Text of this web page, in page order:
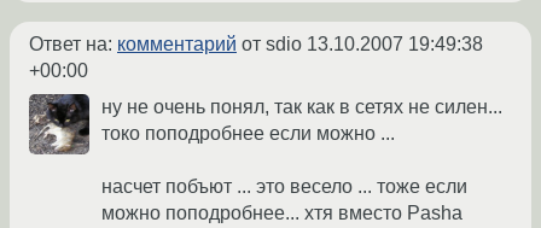
Ответ на: комментарий от sdio 13.10.2007 19:49:38
+00:00
ну не очень понял, так как в сетях не силен...
токо поподробнее если можно ...
насчет побъют ... это весело ... тоже если
можно поподробнее... хтя вместо Pasha